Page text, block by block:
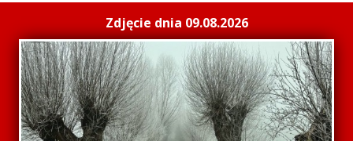
Zdjęcie dnia 09.08.2026